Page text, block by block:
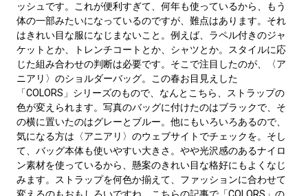
ッシュです。これが便利すぎて、何年も使っているから、もう
体の一部みたいになっているのですが、難点はあります。それ
はきれい目な服になじまないこと。例えば、ラペル付きのジャ
ケットとか、トレンチコートとか、シャツとか。スタイルに応
じた組み合わせの判断は必要です。そこで注目したのが、〈ア
ニアリ〉のショルダーバッグ。この春お目見えした
「COLORS」シリーズのもので、なんとこちら、ストラップの
色が変えられます。写真のバッグに付けたのはブラックで、そ
の横に置いたのはグレーとブルー。他にもいろいろあるので、
気になる方は〈アニアリ〉のウェブサイトでチェックを。そし
て、バッグ本体も使いやすい大きさ。やや光沢感のあるナイロ
ン素材を使っているから、懸案のきれい目な格好にもよくなじ
みます。ストラップを何色か揃えて、ファッションに合わせて